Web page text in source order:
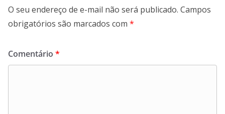
O seu endereço de e-mail não será publicado. Campos
obrigatórios são marcados com *
Comentário *